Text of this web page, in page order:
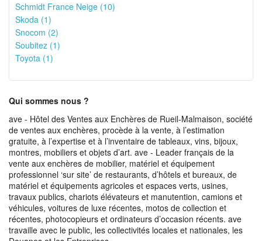
Schmidt France Neige (10)
Skoda (1)
Snocom (2)
Soubitez (1)
Toyota (1)
Qui sommes nous ?
ave - Hôtel des Ventes aux Enchères de Rueil-Malmaison, société
de ventes aux enchères, procède à la vente, à l’estimation
gratuite, à l’expertise et à l’inventaire de tableaux, vins, bijoux,
montres, mobiliers et objets d’art. ave - Leader français de la
vente aux enchères de mobilier, matériel et équipement
professionnel ‘sur site’ de restaurants, d’hôtels et bureaux, de
matériel et équipements agricoles et espaces verts, usines,
travaux publics, chariots élévateurs et manutention, camions et
véhicules, voitures de luxe récentes, motos de collection et
récentes, photocopieurs et ordinateurs d’occasion récents. ave
travaille avec le public, les collectivités locales et nationales, les